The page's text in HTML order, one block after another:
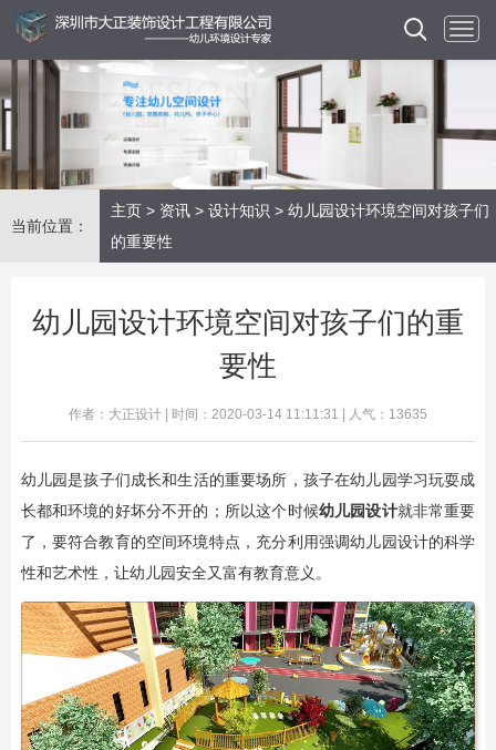
当前位置：
主页 > 资讯 > 设计知识 > 幼儿园设计环境空间对孩子们
的重要性
幼儿园设计环境空间对孩子们的重
要性
作者：大正设计 | 时间：2020-03-14 11:11:31 | 人气：13635
​幼儿园是孩子们成长和生活的重要场所，孩子在幼儿园学习玩耍成
长都和环境的好坏分不开的；所以这个时候幼儿园设计就非常重要
了，要符合教育的空间环境特点，充分利用强调幼儿园设计的科学
性和艺术性，让幼儿园安全又富有教育意义。